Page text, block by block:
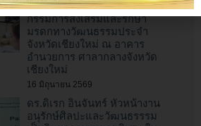
วัฒนธรรม เข้าร่วมประชุมคณะ
กรรมการส่งเสริมและรักษา
มรดกทางวัฒนธรรมประจำ
จังหวัดเชียงใหม่ ณ อาคาร
อำนวยการ ศาลากลางจังหวัด
เชียงใหม่
16 มิถุนายน 2569
ดร.ดิเรก อินจันทร์ หัวหน้างาน
อนุรักษ์ศิลปะและวัฒนธรรรม